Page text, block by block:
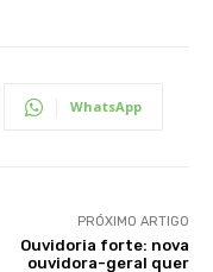
WhatsApp
PRÓXIMO ARTIGO
Ouvidoria forte: nova
ouvidora-geral quer